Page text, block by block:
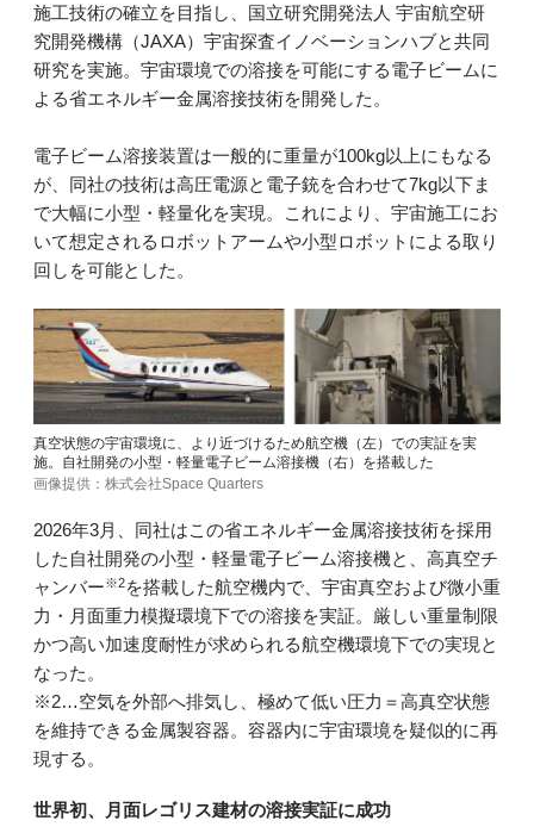
施工技術の確立を目指し、国立研究開発法人 宇宙航空研
究開発機構（JAXA）宇宙探査イノベーションハブと共同
研究を実施。宇宙環境での溶接を可能にする電子ビームに
よる省エネルギー金属溶接技術を開発した。
電子ビーム溶接装置は一般的に重量が100kg以上にもなる
が、同社の技術は高圧電源と電子銃を合わせて7kg以下ま
で大幅に小型・軽量化を実現。これにより、宇宙施工にお
いて想定されるロボットアームや小型ロボットによる取り
回しを可能とした。
真空状態の宇宙環境に、より近づけるため航空機（左）での実証を実
施。自社開発の小型・軽量電子ビーム溶接機（右）を搭載した
画像提供：株式会社Space Quarters
2026年3月、同社はこの省エネルギー金属溶接技術を採用
した自社開発の小型・軽量電子ビーム溶接機と、高真空チ
ャンバー※2を搭載した航空機内で、宇宙真空および微小重
力・月面重力模擬環境下での溶接を実証。厳しい重量制限
かつ高い加速度耐性が求められる航空機環境下での実現と
なった。
※2…空気を外部へ排気し、極めて低い圧力＝高真空状態
を維持できる金属製容器。容器内に宇宙環境を疑似的に再
現する。
世界初、月面レゴリス建材の溶接実証に成功